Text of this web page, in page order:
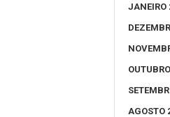
JANEIRO
AGOSTO